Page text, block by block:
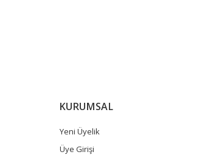
KURUMSAL
Yeni Üyelik
Üye Girişi